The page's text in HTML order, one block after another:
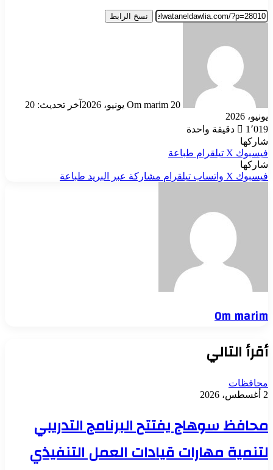
نسخ الرابط
Om marim 20 يونيو، 2026
آخر تحديث: 20
يونيو، 2026
1٬019
دقيقة واحدة
شاركها
فيسبوك ‫X تيلقرام طباعة
شاركها
فيسبوك ‫X واتساب تيلقرام مشاركة عبر البريد طباعة
Om marim
أقرأ التالي
محافظات
2 أغسطس، 2026
محافظ سوهاج يفتتح البرنامج التدريبي
لتنمية مهارات قيادات العمل التنفيذي